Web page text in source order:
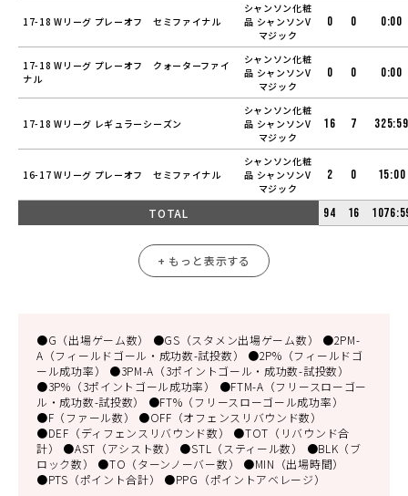
17-18 Wリーグ プレーオフ セミファイナル
シャンソン化粧
品 シャンソンV
マジック
0 0 0:00
17-18 Wリーグ プレーオフ クォーターファイ
ナル
シャンソン化粧
品 シャンソンV
マジック
0 0 0:00
17-18 Wリーグ レギュラーシーズン
シャンソン化粧
品 シャンソンV
マジック
16 7 325:59
16-17 Wリーグ プレーオフ セミファイナル
シャンソン化粧
品 シャンソンV
マジック
2 0 15:00
TOTAL 94 16
+ もっと表示する
●G（出場ゲーム数） ●GS（スタメン出場ゲーム数） ●2PM-
A（フィールドゴール・成功数-試投数） ●2P%（フィールドゴ
ール成功率） ●3PM-A（3ポイントゴール・成功数-試投数）
●3P%（3ポイントゴール成功率） ●FTM-A（フリースローゴー
ル・成功数-試投数） ●FT%（フリースローゴール成功率）
●F（ファール数） ●OFF（オフェンスリバウンド数）
●DEF（ディフェンスリバウンド数） ●TOT（リバウンド合
計） ●AST（アシスト数） ●STL（スティール数） ●BLK（ブ
ロック数） ●TO（ターンノーバー数） ●MIN（出場時間）
●PTS（ポイント合計） ●PPG（ポイントアベレージ）